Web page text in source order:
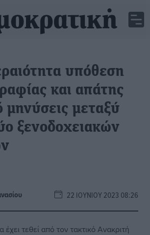
υπόθεση
και απάτης
μηνύσεις μεταξύ
ξενοδοχειακών
22 ΙΟΥΝΊΟΥ 2023 08:26
έχει τεθεί από τον τακτικό Ανακριτή